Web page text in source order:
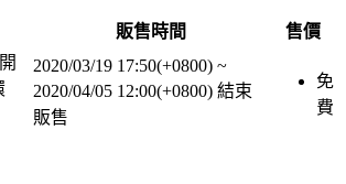
販售時間
售價
2020/03/19 17:50(+0800) ~
2020/04/05 12:00(+0800) 結束
販售
免
費